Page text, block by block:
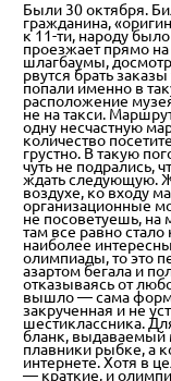
Были 30 октября.
гражданина,
к 11-ти, народу
проезжает прямо
шлагбаумы,
рвутся брать
попали именно в
расположение
не на такси.
одну несчастную
количество
грустно. В такую
чуть не подрались,
ждать следующую.
воздухе, ко входу
организационные
не посоветуешь, на
там все равно
наиболее
олимпиады, то это
азартом бегала и
отказываясь от
вышло — сама
закрученная и не
шестиклассника.
бланк, выдаваемый
плавники рыбке, а
интернете. Хотя в
— краткие, и